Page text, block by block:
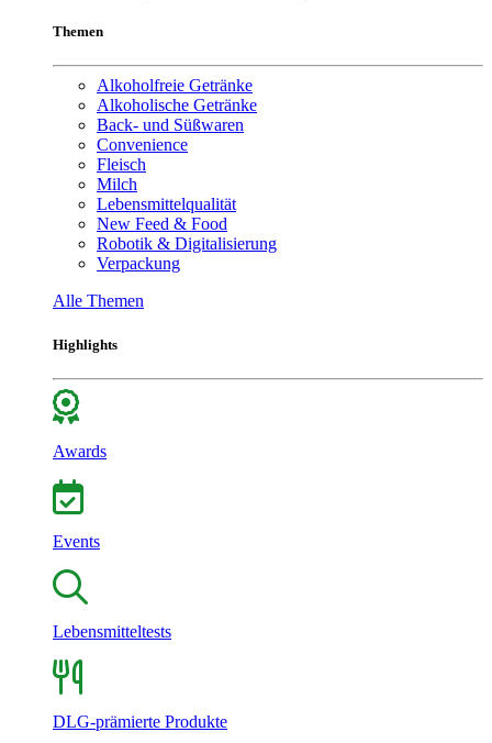
Themen
Alkoholfreie Getränke
Alkoholische Getränke
Back- und Süßwaren
Convenience
Fleisch
Milch
Lebensmittelqualität
New Feed & Food
Robotik & Digitalisierung
Verpackung
Alle Themen
Highlights
Awards
Events
Lebensmitteltests
DLG-prämierte Produkte